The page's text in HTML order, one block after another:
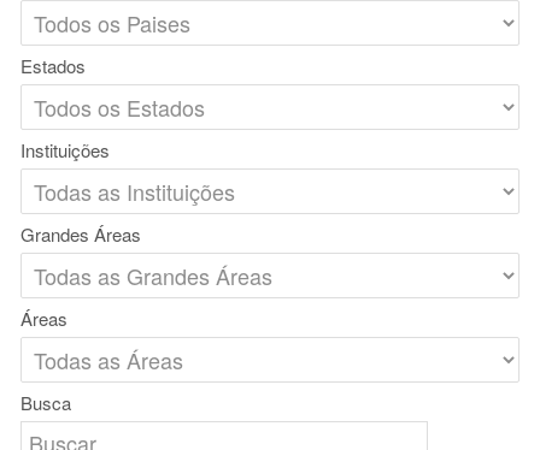
Estados
Instituições
Grandes Áreas
Áreas
Busca